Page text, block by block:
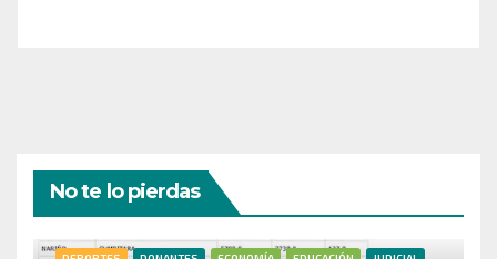
No te lo pierdas